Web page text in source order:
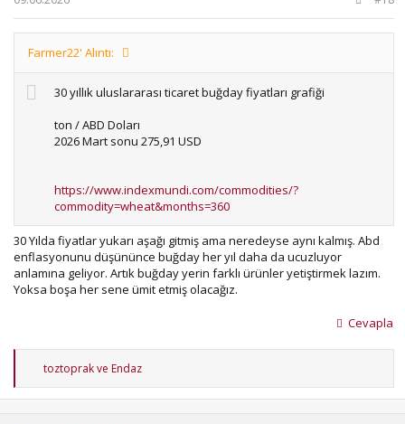
Farmer22' Alıntı:
30 yıllık uluslararası ticaret buğday fiyatları grafiği
ton / ABD Doları
2026 Mart sonu 275,91 USD
https://www.indexmundi.com/commodities/?
commodity=wheat&months=360
30 Yılda fiyatlar yukarı aşağı gitmiş ama neredeyse aynı kalmış. Abd
enflasyonunu düşününce buğday her yıl daha da ucuzluyor
anlamına geliyor. Artık buğday yerin farklı ürünler yetiştirmek lazım.
Yoksa boşa her sene ümit etmiş olacağız.
Cevapla
T
p
toztoprakve Endaz